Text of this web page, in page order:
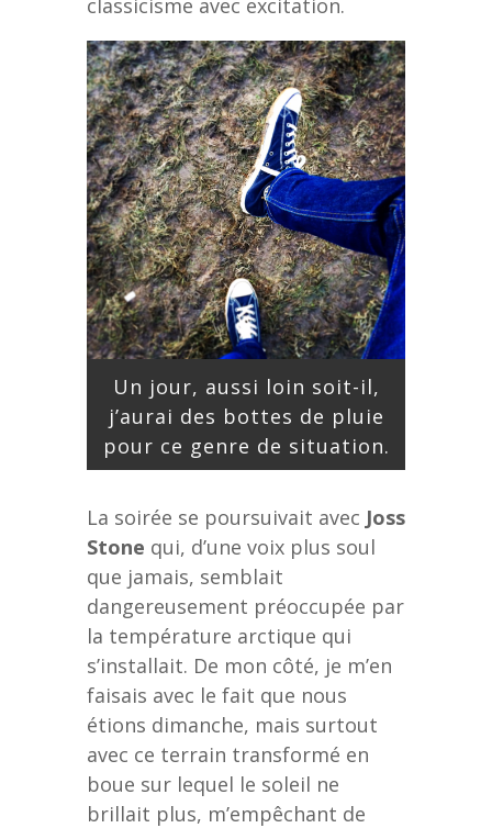
Un jour, aussi loin soit-il,
j’aurai des bottes de pluie
pour ce genre de situation.
La soirée se poursuivait avec Joss
Stone qui, d’une voix plus soul
que jamais, semblait
dangereusement préoccupée par
la température arctique qui
s’installait. De mon côté, je m’en
faisais avec le fait que nous
étions dimanche, mais surtout
avec ce terrain transformé en
boue sur lequel le soleil ne
brillait plus, m’empêchant de